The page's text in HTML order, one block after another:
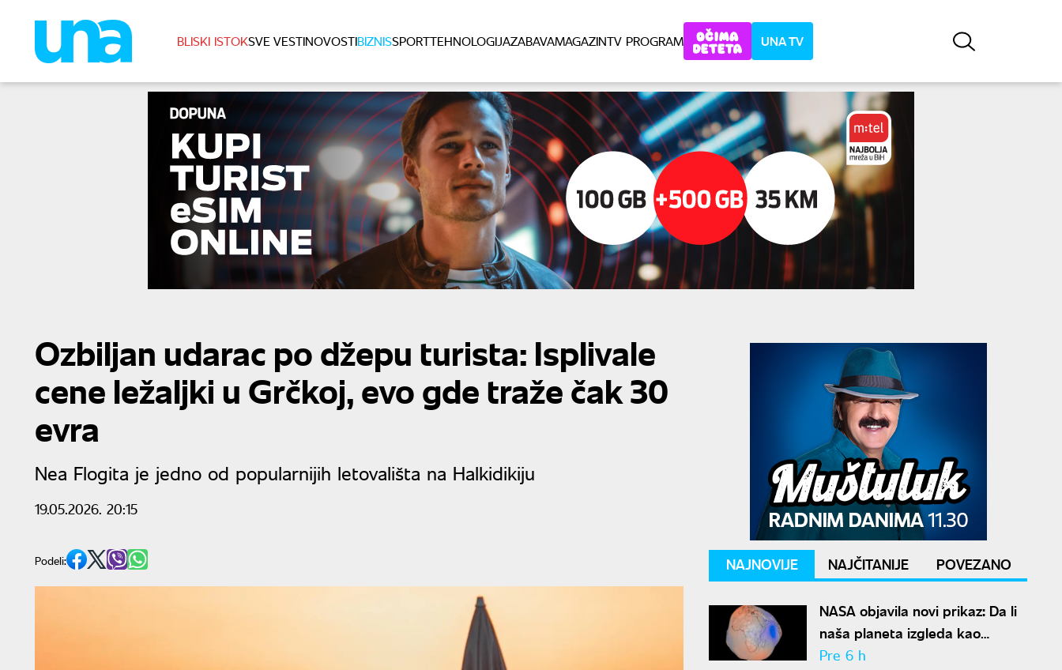
BLISKI ISTOKSVE VESTINOVOSTIBIZNISSPORTTEHNOLOGIJAZABAVAMAGAZINTV PROGRAM UNA TV
Ozbiljan udarac po džepu turista: Isplivale
cene ležaljki u Grčkoj, evo gde traže čak 30
evra
Nea Flogita je jedno od popularnijih letovališta na Halkidikiju
19.05.2026. 20:15
Podeli: NAJNOVIJE NAJČITANIJE POVEZANO
NASA objavila novi prikaz: Da li
naša planeta izgleda kao
krompir ili kao plavi kliker?
Pre 6 h